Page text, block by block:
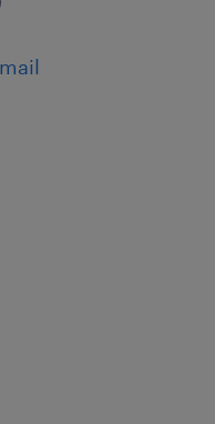
の英語力 ・顧客折衝